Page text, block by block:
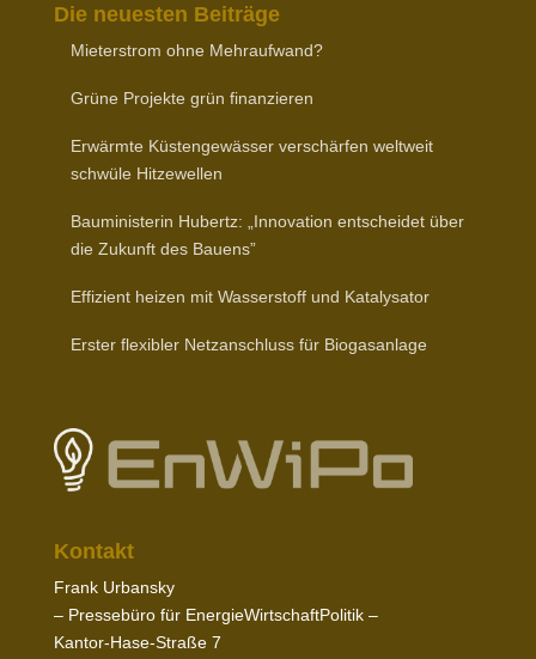
Die neuesten Beiträge
Mieter­strom ohne Mehraufwand?
Grüne Projekte grün finanzieren
Erwärmte Küsten­ge­wässer verschärfen weltweit
schwüle Hitzewellen
Baumi­nis­terin Hubertz: „Inno­vation entscheidet über
die Zukunft des Bauens”
Effizient heizen mit Wasser­stoff und Katalysator
Erster flexibler Netz­an­schluss für Biogasanlage
Kontakt
Frank Urbansky
– Pres­sebüro für EnergieWirtschaftPolitik –
Kantor-​Hase-​Straße 7